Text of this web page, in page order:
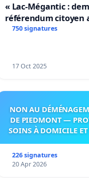
« Lac-Mégantic :
référendum citoyen
transformation
750 signatures
17 Oct 2025
NON AU
DE PIEDMONT —
SOINS À DOMICILE ET
226 signatures
20 Apr 2026